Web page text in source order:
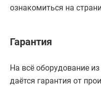
ознакомиться на
Гарантия
На всё оборудование
даётся гарантия от